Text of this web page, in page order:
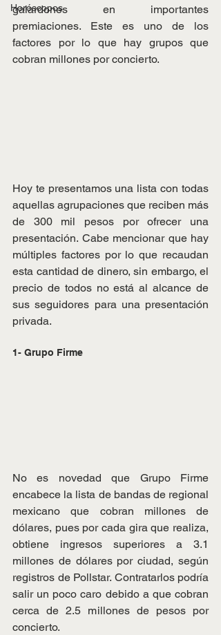
Horóscopos
galardones en importantes
premiaciones. Este es uno de los
factores por lo que hay grupos que
cobran millones por concierto.
Hoy te presentamos una lista con todas
aquellas agrupaciones que reciben más
de 300 mil pesos por ofrecer una
presentación. Cabe mencionar que hay
múltiples factores por lo que recaudan
esta cantidad de dinero, sin embargo, el
precio de todos no está al alcance de
sus seguidores para una presentación
privada.
1- Grupo Firme
No es novedad que Grupo Firme
encabece la lista de bandas de regional
mexicano que cobran millones de
dólares, pues por cada gira que realiza,
obtiene ingresos superiores a 3.1
millones de dólares por ciudad, según
registros de Pollstar. Contratarlos podría
salir un poco caro debido a que cobran
cerca de 2.5 millones de pesos por
concierto.